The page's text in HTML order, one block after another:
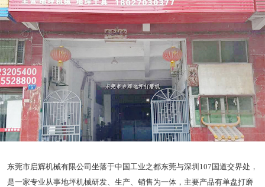
东莞市启辉机械有限公司坐落于中国工业之都东莞与深圳107国道交界处，
是一家专业从事地坪机械研发、生产、销售为一体，主要产品有单盘打磨